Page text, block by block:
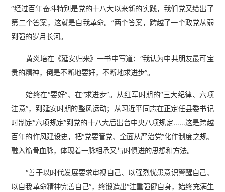
“经过百年奋斗特别是党的十八大以来新的实践，我们党又给出了
第二个答案，这就是自我革命。”两个答案，跨越了一个政党从弱
到强的岁月长河。
黄炎培在《延安归来》一书中写道：“我认为中共朋友最可宝
贵的精神，倒是不断地要好，不断地求进步”。
始终在“要好”、在“求进步”。从红军时期的“三大纪律、六项
注意”，到延安时期的整风运动；从习近平同志在正定任县委书记
时制定“六项规定”到党的十八大后出台中央八项规定……这是跨越
百年的作风建设史，把“党要管党、全面从严治党”化作制度之规、
融入筋骨血脉，体现着一脉相承又与时俱进的思想和方法。
“善于以时代发展要求审视自己、以强烈忧患意识警醒自己、
以自我革命精神完善自己”，终锻造出“注重强健自身，始终充满生